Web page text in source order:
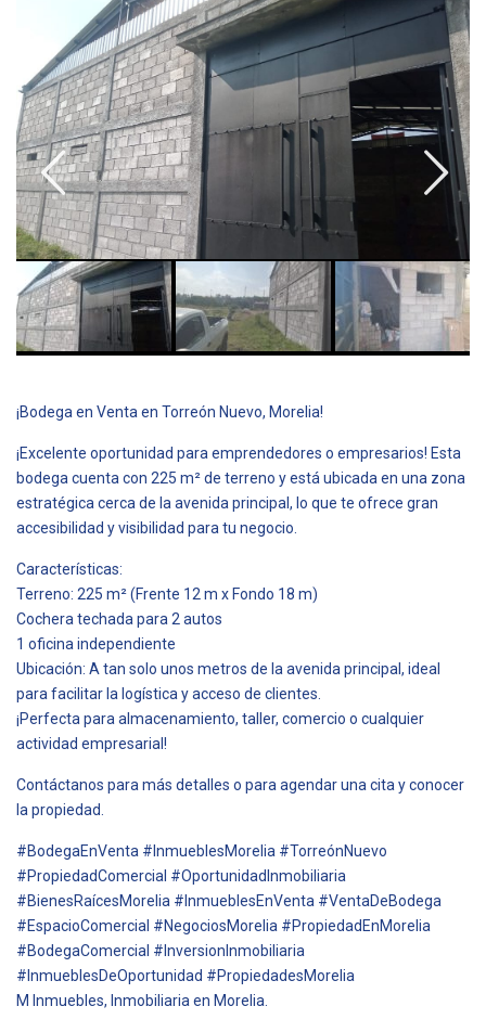
¡Bodega en Venta en Torreón Nuevo, Morelia!
¡Excelente oportunidad para emprendedores o empresarios! Esta
bodega cuenta con 225 m² de terreno y está ubicada en una zona
estratégica cerca de la avenida principal, lo que te ofrece gran
accesibilidad y visibilidad para tu negocio.
Características:
Terreno: 225 m² (Frente 12 m x Fondo 18 m)
Cochera techada para 2 autos
1 oficina independiente
Ubicación: A tan solo unos metros de la avenida principal, ideal
para facilitar la logística y acceso de clientes.
¡Perfecta para almacenamiento, taller, comercio o cualquier
actividad empresarial!
Contáctanos para más detalles o para agendar una cita y conocer
la propiedad.
#BodegaEnVenta #InmueblesMorelia #TorreónNuevo
#PropiedadComercial #OportunidadInmobiliaria
#BienesRaícesMorelia #InmueblesEnVenta #VentaDeBodega
#EspacioComercial #NegociosMorelia #PropiedadEnMorelia
#BodegaComercial #InversionInmobiliaria
#InmueblesDeOportunidad #PropiedadesMorelia
M Inmuebles, Inmobiliaria en Morelia.